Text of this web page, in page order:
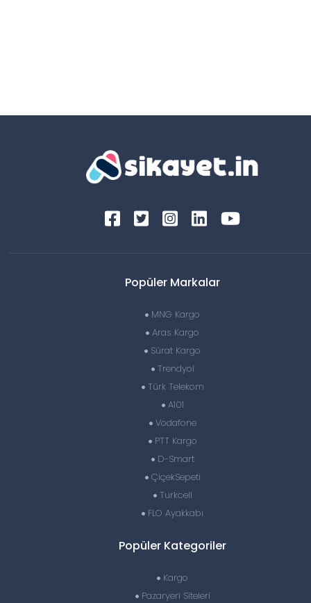
Popüler Markalar
MNG Kargo
Aras Kargo
Sürat Kargo
Trendyol
Türk Telekom
A101
Vodafone
PTT Kargo
D-Smart
ÇiçekSepeti
Turkcell
FLO Ayakkabı
Popüler Kategoriler
Kargo
Pazaryeri Siteleri